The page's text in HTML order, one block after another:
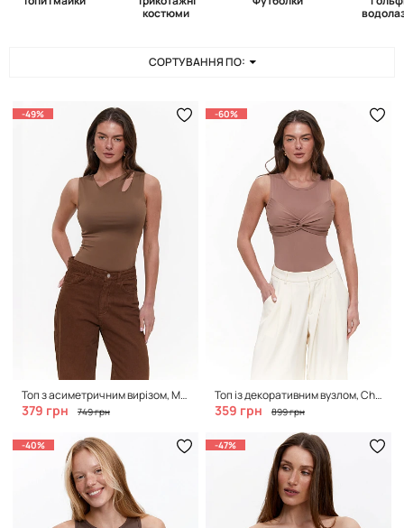
костюми
СОРТУВАННЯ ПО:
-49%
Топ з асиметричним вирізом, Milk chocolate
379 грн 749 грн
-60%
Топ із декоративним вузлом, Chocolate Milk
359 грн 899 грн
-40% -47%